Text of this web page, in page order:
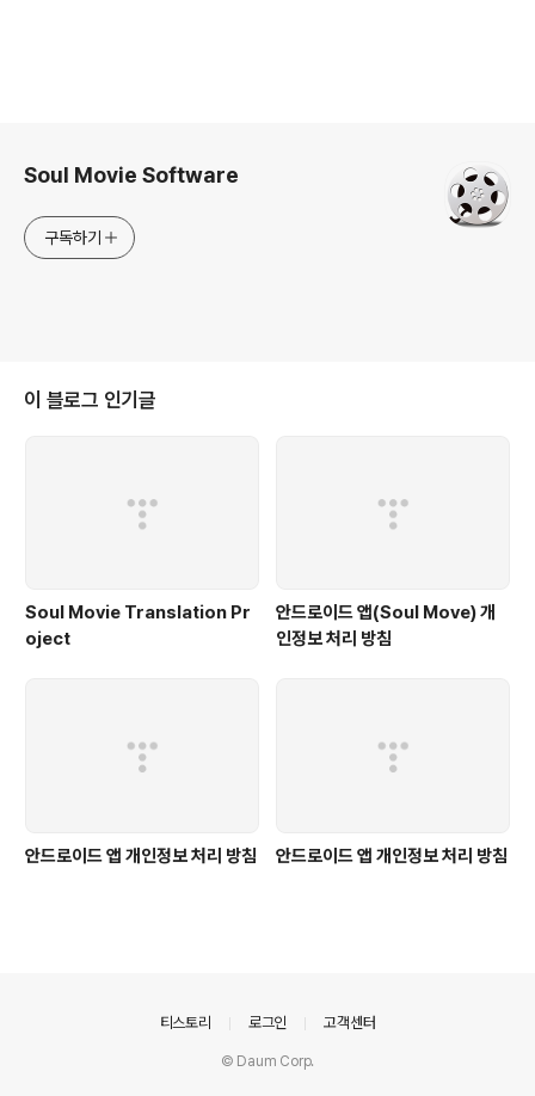
Soul Movie Software
구독하기
이 블로그 인기글
Soul Movie Translation Pr
oject
안드로이드 앱(Soul Move) 개
인정보 처리 방침
안드로이드 앱 개인정보 처리 방침 안드로이드 앱 개인정보 처리 방침
티스토리 로그인 고객센터
© Daum Corp.